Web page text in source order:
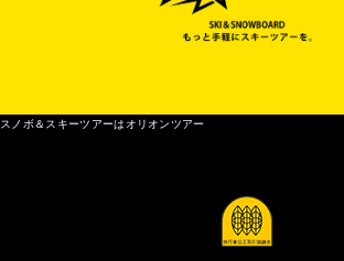
スノボ＆スキーツアーはオリオンツアー